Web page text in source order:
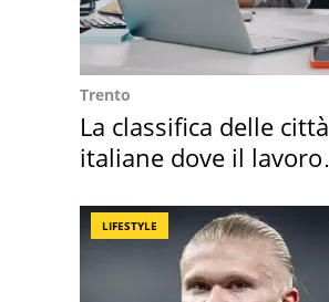
Trento
La classifica delle città
italiane dove il lavoro
LIFESTYLE